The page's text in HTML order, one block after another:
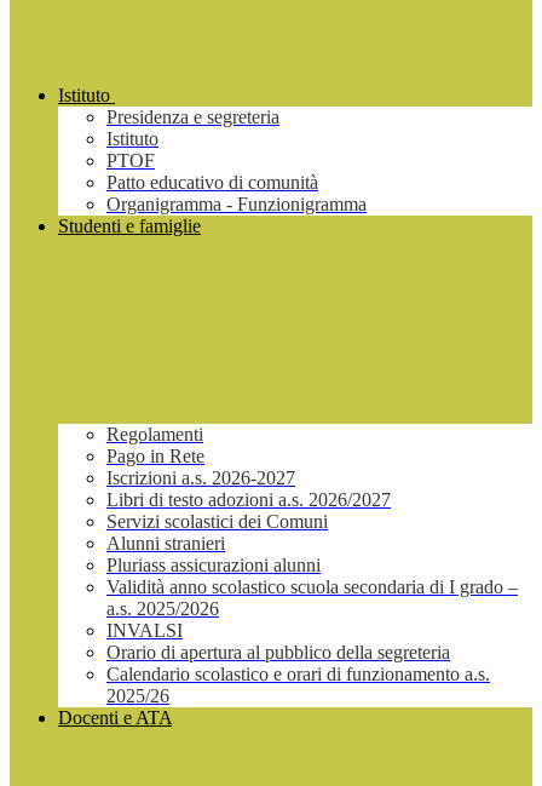
Istituto
Presidenza e segreteria
Istituto
PTOF
Patto educativo di comunità
Organigramma - Funzionigramma
Studenti e famiglie
Regolamenti
Pago in Rete
Iscrizioni a.s. 2026-2027
Libri di testo adozioni a.s. 2026/2027
Servizi scolastici dei Comuni
Alunni stranieri
Pluriass assicurazioni alunni
Validità anno scolastico scuola secondaria di I grado –
a.s. 2025/2026
INVALSI
Orario di apertura al pubblico della segreteria
Calendario scolastico e orari di funzionamento a.s.
2025/26
Docenti e ATA